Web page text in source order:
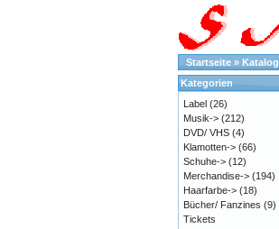
Startseite » Katalog
Kategorien
Label (26)
Musik-> (212)
DVD/ VHS (4)
Klamotten-> (66)
Schuhe-> (12)
Merchandise-> (194)
Haarfarbe-> (18)
Bücher/ Fanzines (9)
Tickets